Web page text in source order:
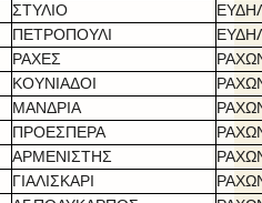
ΣΤΥΛΙΟ
ΠΕΤΡΟΠΟΥΛΙ
ΡΑΧΕΣ
ΚΟΥΝΙΑΔΟΙ
ΜΑΝΔΡΙΑ
ΠΡΟΕΣΠΕΡΑ
ΑΡΜΕΝΙΣΤΗΣ
ΓΙΑΛΙΣΚΑΡΙ